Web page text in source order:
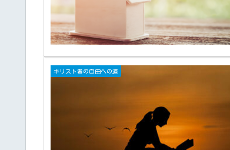
キリスト者の自由への道